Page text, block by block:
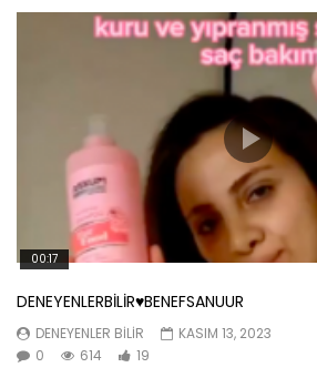
00:17
DENEYENLERBİLİR♥️BENEFSANUUR
DENEYENLER BILIR
KASIM 13, 2023
0
614 19